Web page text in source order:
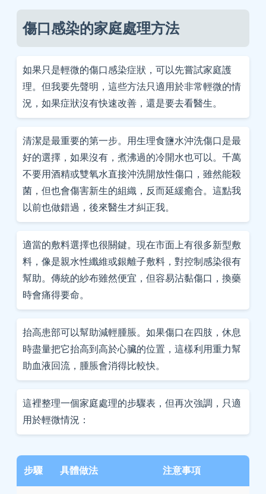
傷口感染的家庭處理方法
如果只是輕微的傷口感染症狀，可以先嘗試家庭護
理。但我要先聲明，這些方法只適用於非常輕微的情
況，如果症狀沒有快速改善，還是要去看醫生。
清潔是最重要的第一步。用生理食鹽水沖洗傷口是最
好的選擇，如果沒有，煮沸過的冷開水也可以。千萬
不要用酒精或雙氧水直接沖洗開放性傷口，雖然能殺
菌，但也會傷害新生的組織，反而延緩癒合。這點我
以前也做錯過，後來醫生才糾正我。
適當的敷料選擇也很關鍵。現在市面上有很多新型敷
料，像是親水性纖維或銀離子敷料，對控制感染很有
幫助。傳統的紗布雖然便宜，但容易沾黏傷口，換藥
時會痛得要命。
抬高患部可以幫助減輕腫脹。如果傷口在四肢，休息
時盡量把它抬高到高於心臟的位置，這樣利用重力幫
助血液回流，腫脹會消得比較快。
這裡整理一個家庭處理的步驟表，但再次強調，只適
用於輕微情況：
步驟 具體做法 注意事項